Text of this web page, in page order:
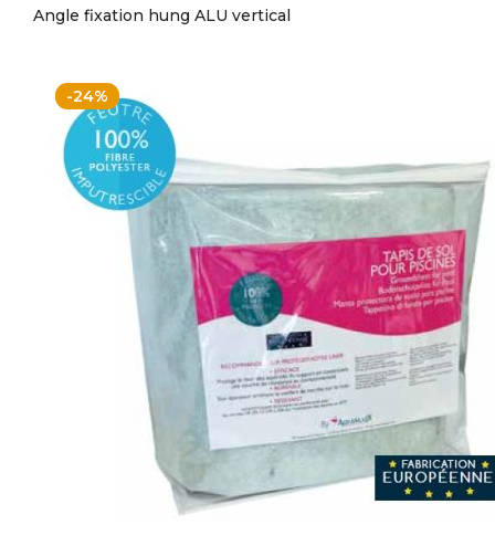
Angle fixation hung ALU vertical
-24%